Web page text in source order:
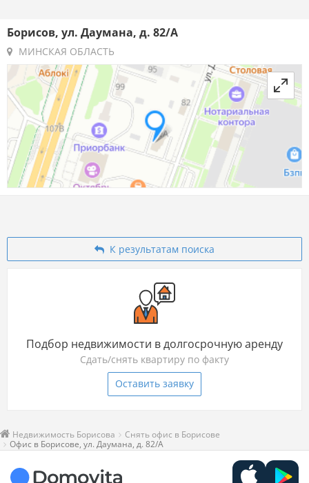
Борисов, ул. Даумана, д. 82/А
МИНСКАЯ ОБЛАСТЬ
К результатам поиска
Подбор недвижимости в долгосрочную аренду
Сдать/снять квартиру по факту
Оставить заявку
Недвижимость Борисова
Снять офис в Борисове
Офис в Борисове, ул. Даумана, д. 82/А